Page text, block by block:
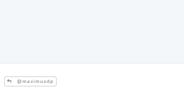
@maximusdp